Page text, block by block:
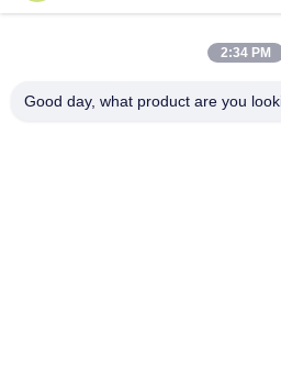
टर्बोचार्जर के लिए
सबसे अच्छी कीमत पाएं
2:34 PM
Good day, what product are you